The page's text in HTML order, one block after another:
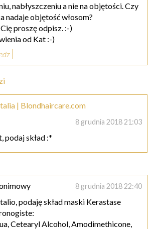
nabłyszczeniu a nie na objętości. Czy
nadaje objętość włosom?
proszę odpisz. :-)
od Kat :-)
| Blondhaircare.com
8 grudnia 2018 21:03
podaj skład :*
8 grudnia 2018 22:40
podaję skład maski Kerastase
Cetearyl Alcohol, Amodimethicone,